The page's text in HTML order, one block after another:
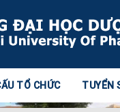
TỔ CHỨC TUYỂN